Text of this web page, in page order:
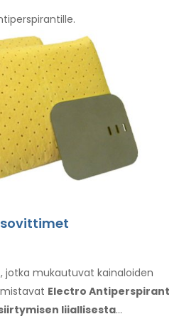
mukautuvat kainaloiden
Electro Antiperspirant
liiallisesta